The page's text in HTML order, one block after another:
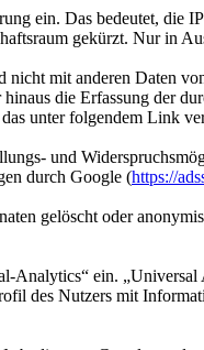
ein. Das bedeutet, die
gekürzt. Nur in
mit anderen Daten
die Erfassung der
unter folgendem Link
und
durch Google (https://
gelöscht oder
Analytics“ ein.
des Nutzers mit